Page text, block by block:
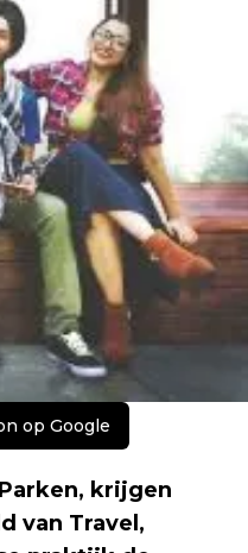
op Google
krijgen
van Travel,